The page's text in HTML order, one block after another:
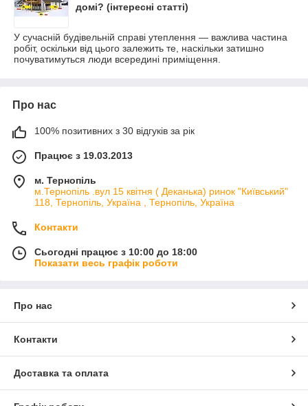
домі? (інтересні статті)
У сучасній будівельній справі утеплення — важлива частина
робіт, оскільки від цього залежить те, наскільки затишно
почуватимуться люди всередині приміщення.
Про нас
100% позитивних з 30 відгуків за рік
Працює з 19.03.2013
м. Тернопіль
м.Тернопіль .вул 15 квітня ( Деканька) ринок "Київський"
118, Тернопіль, Україна , Тернопіль, Україна
Контакти
Сьогодні працює з 10:00 до 18:00
Показати весь графік роботи
Про нас
Контакти
Доставка та оплата